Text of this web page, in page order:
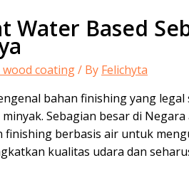
Water Based
coating/ By Felichyta
bahan finishing yang
Sebagian besar di
berbasis air untuk
kualitas udara dan